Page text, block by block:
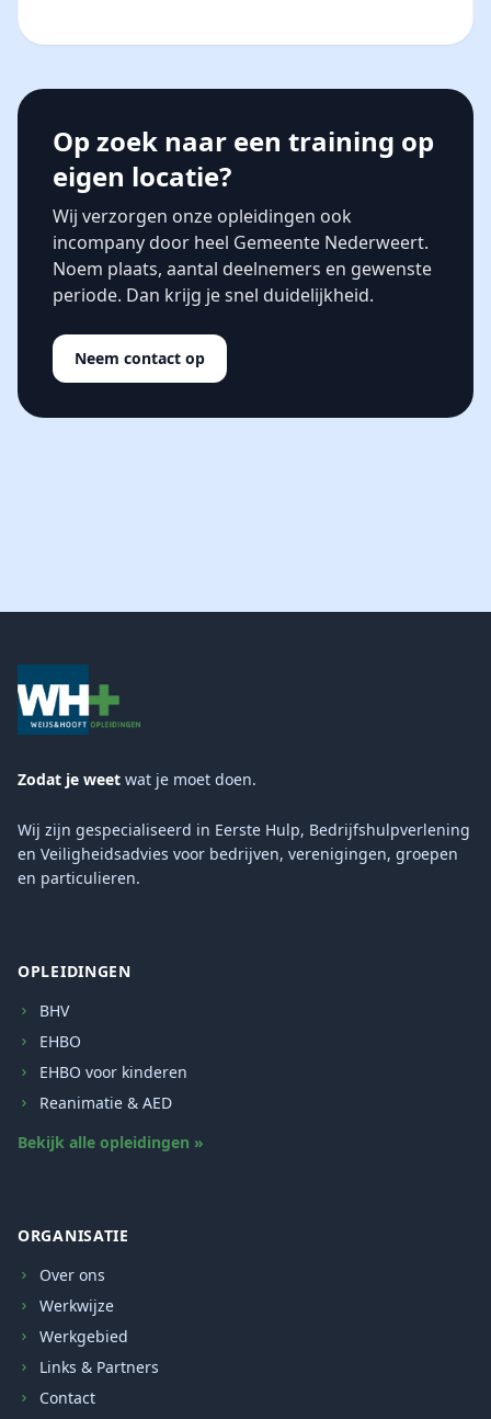
Op zoek naar een training op
eigen locatie?
Wij verzorgen onze opleidingen ook
incompany door heel Gemeente Nederweert.
Noem plaats, aantal deelnemers en gewenste
periode. Dan krijg je snel duidelijkheid.
Neem contact op
Zodat je weet wat je moet doen.
Wij zijn gespecialiseerd in Eerste Hulp, Bedrijfshulpverlening
en Veiligheidsadvies voor bedrijven, verenigingen, groepen
en particulieren.
OPLEIDINGEN
BHV
EHBO
EHBO voor kinderen
Reanimatie & AED
Bekijk alle opleidingen »
ORGANISATIE
Over ons
Werkwijze
Werkgebied
Links & Partners
Contact